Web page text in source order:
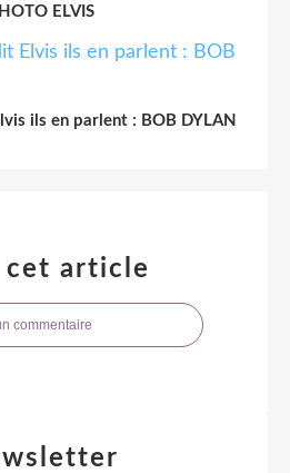
ELVIS
ils en parlent : BOB DYLAN
cet article
commentaire